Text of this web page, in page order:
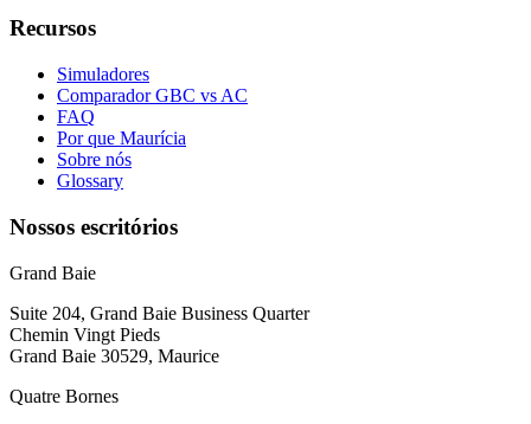
Recursos
Simuladores
Comparador GBC vs AC
FAQ
Por que Maurícia
Sobre nós
Glossary
Nossos escritórios
Grand Baie
Suite 204, Grand Baie Business Quarter
Chemin Vingt Pieds
Grand Baie 30529, Maurice
Quatre Bornes